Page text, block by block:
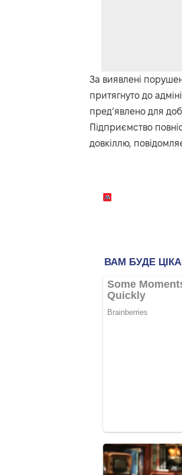
За виявлені
притягнуто до
пред’явлено для
Підприємство
довкіллю,